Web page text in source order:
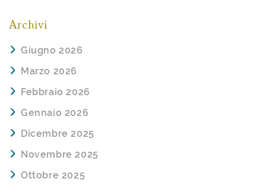
Archivi
Giugno 2026
Marzo 2026
Febbraio 2026
Gennaio 2026
Dicembre 2025
Novembre 2025
Ottobre 2025